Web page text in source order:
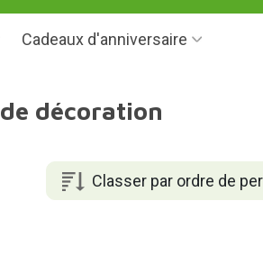
Cadeaux d'anniversaire
décoration
Classer par ordre de